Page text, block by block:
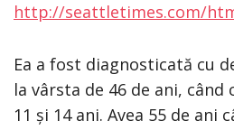
http://seattletimes.com/
Ea a fost diagnosticată cu
la vârsta de 46 de ani, când
11 și 14 ani. Avea 55 de ani